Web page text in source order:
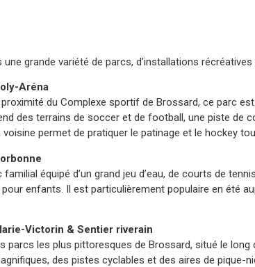
grande variété de parcs, d’installations
Aréna
du Complexe sportif de Brossard, ce parc
des terrains de soccer et de football, une piste de
voisine permet de pratiquer le patinage et le hockey
familial équipé d’un grand jeu d’eau, de courts de
pour enfants. Il est particulièrement populaire en été
Victorin & Sentier riverain
parcs les plus pittoresques de Brossard, situé le
des pistes cyclables et des aires de pique-